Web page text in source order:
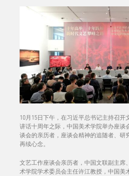
10月15日下午，在习近平总书记主持召
讲话十周年之际，中国美术学院举办座谈
谈会的亲历者，座谈会精神的追随者、研
再续心念。
文艺工作座谈会亲历者，中国文联副主席
术学院学术委员会主任许江教授，中国美